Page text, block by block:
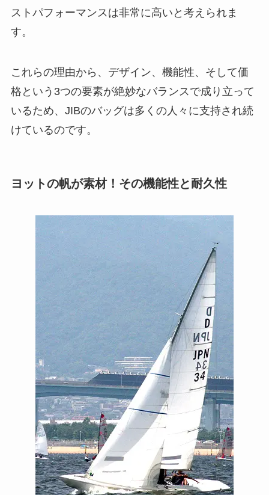
ストパフォーマンスは非常に高いと考えられま
す。
これらの理由から、デザイン、機能性、そして価
格という3つの要素が絶妙なバランスで成り立って
いるため、JIBのバッグは多くの人々に支持され続
けているのです。
ヨットの帆が素材！その機能性と耐久性